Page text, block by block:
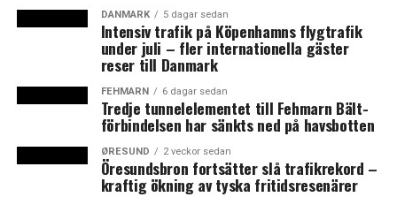
DANMARK 5 dagar sedan
Intensiv trafik på Köpenhamns flygtrafik
under juli – fler internationella gäster
reser till Danmark
FEHMARN 6 dagar sedan
Tredje tunnelelementet till Fehmarn Bält-
förbindelsen har sänkts ned på havsbotten
ØRESUND 2 veckor sedan
Öresundsbron fortsätter slå trafikrekord –
kraftig ökning av tyska fritidsresenärer